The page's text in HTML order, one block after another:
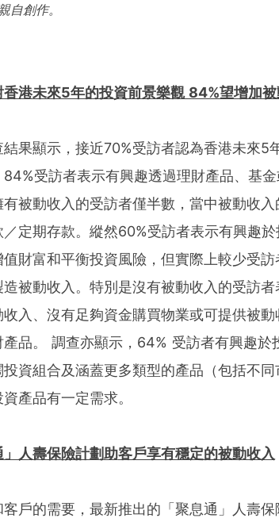
自創作。
香港未來5年的投資前景樂觀 84%望增加
結果顯示，接近70%受訪者認為香港未來5
84%受訪者表示有興趣透過理財產品、基
被動收入的受訪者僅半數，當中被動收
／定期存款。縱然60%受訪者表示有興趣
財富和平衡投資風險，但實際上較少受
被動收入。特別是沒有被動收入的受訪
入、沒有足夠資金購買物業或可提供被
產品。 調查亦顯示，64% 受訪者有興趣於
資組合及涵蓋更多類型的產品（包括不
產品有一定需求。
」人壽保險計劃助客戶享有穩定的被動收入
戶的需要，最新推出的「聚息通」人壽